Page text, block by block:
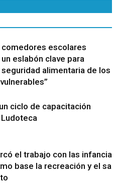
comedores escolares
eslabón clave para
alimentaria de los
ciclo de capacitación
el trabajo con las infancias
base la recreación y el